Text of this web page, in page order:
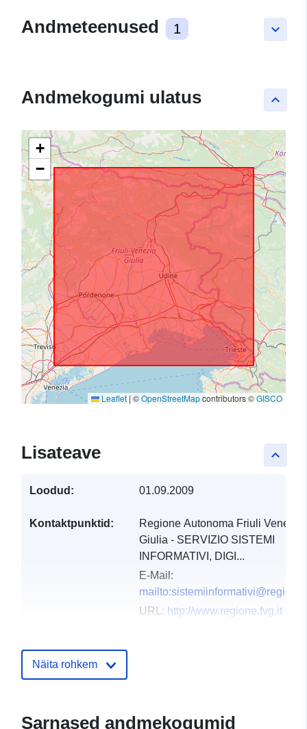
keyboard_arrow_down
Andmeteenused 1
keyboard_arrow_up
Andmekogumi ulatus
+
−
Leaflet |©OpenStreetMapcontributors ©GISCO
keyboard_arrow_up
Lisateave
Loodud: 01.09.2009
Kontaktpunktid:
Regione Autonoma Friuli Venezia
Giulia - SERVIZIO SISTEMI
INFORMATIVI, DIGI...
E-Mail:
URL: http://www.regione.fvg.it
Näita rohkem
Sarnased andmekogumid